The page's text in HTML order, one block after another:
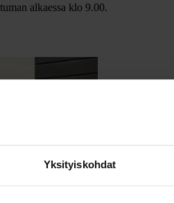
Yksityiskohdat
alkaessa klo 9.00.